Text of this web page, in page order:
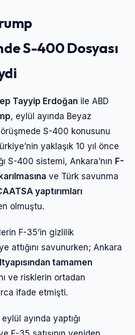
S-400 Dosyası
Tayyip Erdoğan ile ABD
, eylül ayında Beyaz
S-400 konusunu
yaklaşık 10 yıl önce
S-400 sistemi, Ankara’nın F-
ve Türk savunma
yaptırımları
olmuştu.
F-35’in gizlilik
attığını savunurken; Ankara
tamamen
ve risklerin ortadan
ifade etmişti.
ayında yaptığı
posta